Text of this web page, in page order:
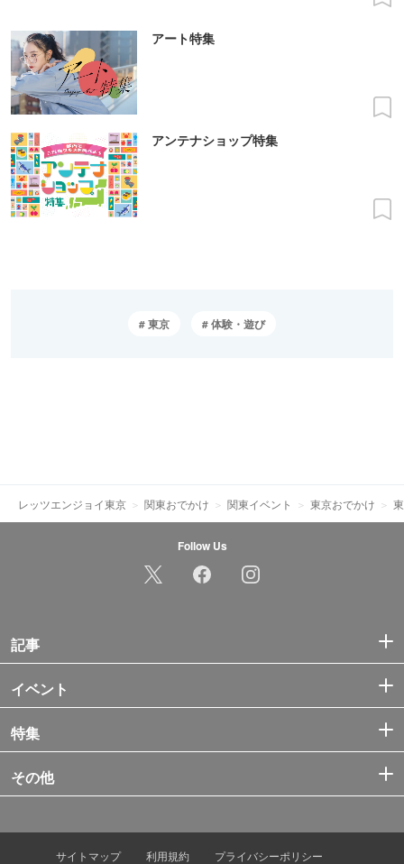
アート特集
アンテナショップ特集
東京 体験・遊び
レッツエンジョイ東京 関東おでかけ 関東イベント 東京おでかけ
Follow Us
記事
イベント
特集
その他
サイトマップ 利用規約 プライバシーポリシー